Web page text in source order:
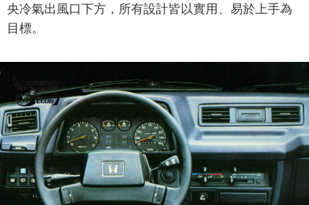
央冷氣出風口下方，所有設計皆以實用、易於上手為
目標。